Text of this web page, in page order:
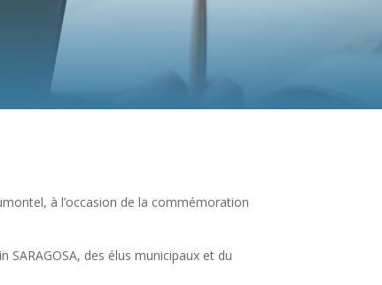
à l’occasion de la commémoration
des élus municipaux et du